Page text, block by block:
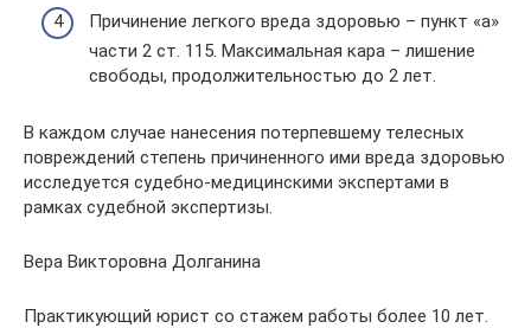
Причинение легкого вреда здоровью – пункт «а»
части 2 ст. 115. Максимальная кара – лишение
свободы, продолжительностью до 2 лет.
В каждом случае нанесения потерпевшему телесных
повреждений степень причиненного ими вреда здоровью
исследуется судебно-медицинскими экспертами в
рамках судебной экспертизы.
Вера Викторовна Долганина
Практикующий юрист со стажем работы более 10 лет.